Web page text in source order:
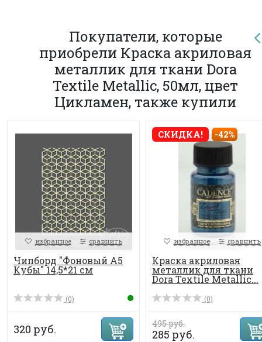
Покупатели, которые
приобрели Краска акриловая
металлик для ткани Dora
Textile Metallic, 50мл, цвет
Цикламен, также купили
избранное сравнить
Чипборд "Фоновый А5
Кубы" 14,5*21 см
(0)
320 руб.
СКИДКА! -42%
избранное сравнить
Краска акриловая
металлик для ткани
Dora Textile Metallic...
(0)
495 руб.
285 руб.